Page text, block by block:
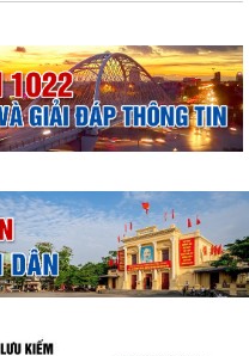
KIẾM TỔ CHỨC PHIÊN HỌP
HỌP THƯỜNG KỲ THÁNG 8
việc niêm yết công khai kết quả